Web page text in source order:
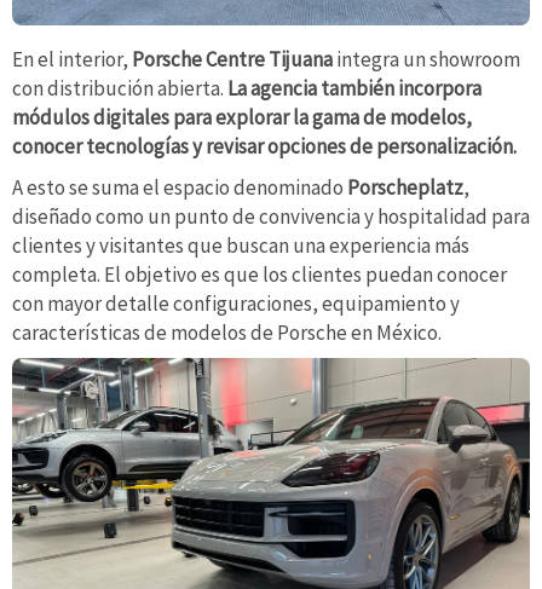
En el interior, Porsche Centre Tijuanaintegra un showroom
con distribución abierta. La agencia también incorpora
módulos digitales para explorar la gama de modelos,
conocer tecnologías y revisar opciones de personalización.
A esto se suma el espacio denominado Porscheplatz,
diseñado como un punto de convivencia y hospitalidad para
clientes y visitantes que buscan una experiencia más
completa. El objetivo es que los clientes puedan conocer
con mayor detalle configuraciones, equipamiento y
características de modelos de Porsche en México.